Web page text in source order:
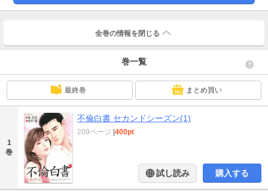
全巻の情報を 閉じる
巻一覧
最終巻 まとめ買い
1
巻
不倫白書 セカンドシーズン(1)
209ページ 400pt
試し読み 購入する